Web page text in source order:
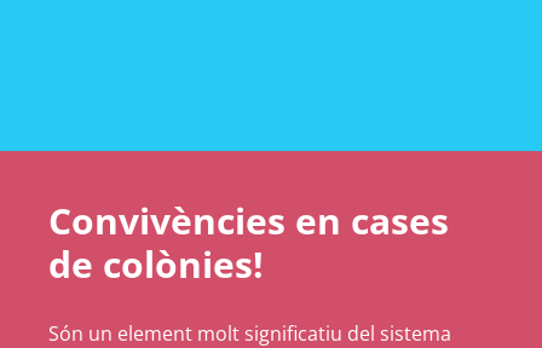
Convivències en cases
de colònies!
Són un element molt significatiu del sistema